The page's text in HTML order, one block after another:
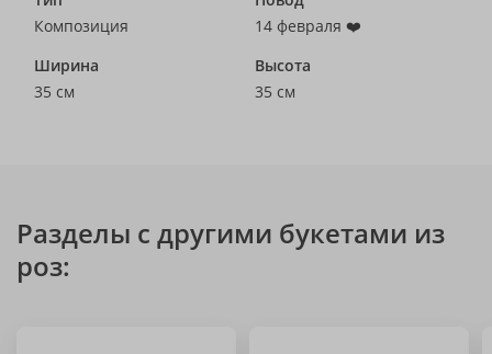
Композиция
14 февраля ❤️
Ширина
35 см
Высота
35 см
Разделы с другими букетами из
роз: